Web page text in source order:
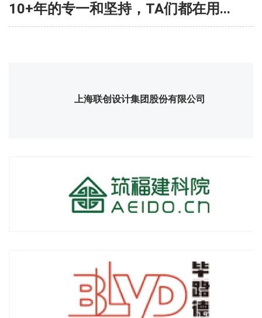
10+年的专一和坚持，TA们都在用...
上海联创设计集团股份有限公司
深圳毕路德建筑顾问有限公司
深圳市欧博工程设计顾问有限公司